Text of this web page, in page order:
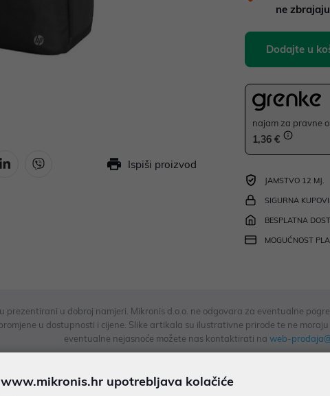
Ispiši proizvod
ne zbrajaju
Dodajte u
najam za pravne
1,36 €
JAMSTVO 12 MJ.
SIGURNA
BESPLATNA
MOGUĆNOST
prezentirani u dobroj namjeri. Mikronis d.o.o. ne odgovara za eventualne
u dostupnosti i cijene. Slike artikala su ilustrativne prirode te ne
eventualne nejasnoće možete nas kontaktirati na web-
www.mikronis.hr upotrebljava kolačiće